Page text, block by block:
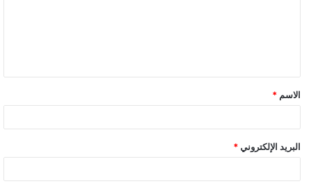
الاسم *
البريد الإلكتروني *